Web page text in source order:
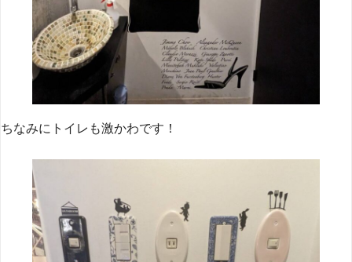
ちなみにトイレも激かわです！